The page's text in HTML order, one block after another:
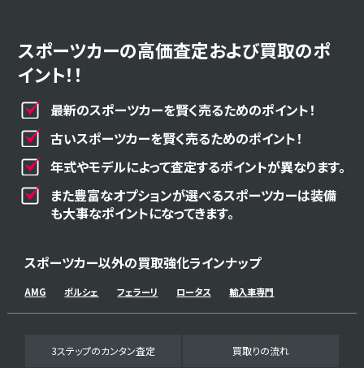
スポーツカーの高価査定および買取のポ
イント！！
最新のスポーツカーを賢く売るためのポイント！
古いスポーツカーを賢く売るためのポイント！
年式やモデルによって査定するポイントが異なります。
また豊富なオプションが選べるスポーツカーは装備
も大事なポイントになってきます。
スポーツカー以外の買取強化ラインナップ
AMG ポルシェ フェラーリ ロータス 輸入車専門
3ステップのカンタン査定 買取りの流れ